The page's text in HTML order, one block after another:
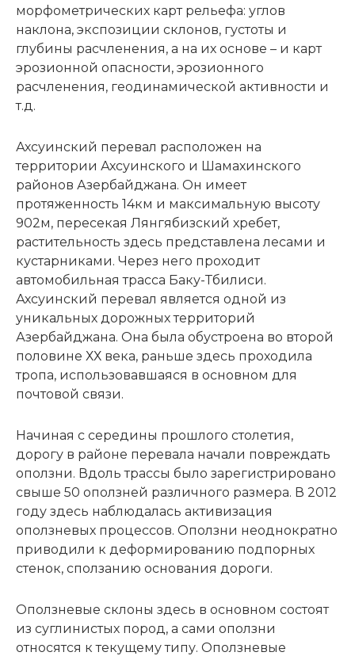
морфометрических карт рельефа: углов
наклона, экспозиции склонов, густоты и
глубины расчленения, а на их основе – и карт
эрозионной опасности, эрозионного
расчленения, геодинамической активности и
т.д.
Ахсуинский перевал расположен на
территории Ахсуинского и Шамахинского
районов Азербайджана. Он имеет
протяженность 14км и максимальную высоту
902м, пересекая Лянгябизский хребет,
растительность здесь представлена лесами и
кустарниками. Через него проходит
автомобильная трасса Баку-Тбилиси.
Ахсуинский перевал является одной из
уникальных дорожных территорий
Азербайджана. Она была обустроена во второй
половине ХХ века, раньше здесь проходила
тропа, использовавшаяся в основном для
почтовой связи.
Начиная с середины прошлого столетия,
дорогу в районе перевала начали повреждать
оползни. Вдоль трассы было зарегистрировано
свыше 50 оползней различного размера. В 2012
году здесь наблюдалась активизация
оползневых процессов. Оползни неоднократно
приводили к деформированию подпорных
стенок, сползанию основания дороги.
Оползневые склоны здесь в основном состоят
из суглинистых пород, а сами оползни
относятся к текущему типу. Оползневые